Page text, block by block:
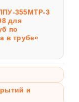
355МТР-3
для
по
в трубе»
и